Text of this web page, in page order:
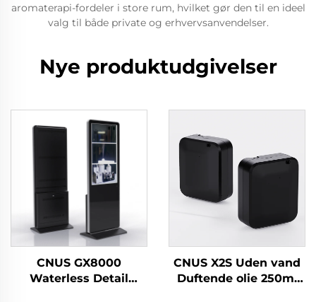
aromaterapi-fordeler i store rum, hvilket gør den til en ideel
valg til både private og erhvervsanvendelser.
Nye produktudgivelser
CNUS GX8000
Waterless Detail
CNUS X2S Uden vand
Duftende olie 250ml